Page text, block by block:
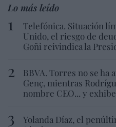
Lo más leído
Telefónica. Situación
Unido, el riesgo de
Goñi reivindica la
BBVA. Torres no se ha
Genç, mientras
nombre CEO... y
Yolanda Díaz, el